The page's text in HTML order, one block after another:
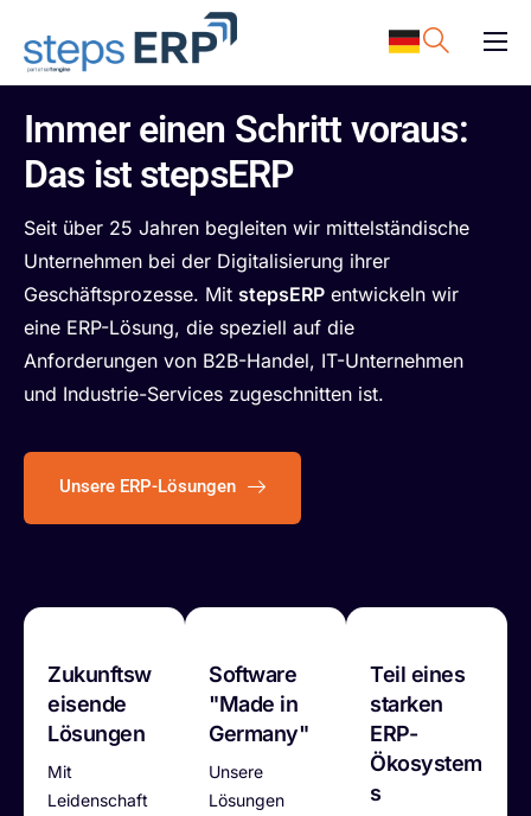
ERP Software
Support
Ressourcen
Karriere
Unternehmen
Immer einen Schritt voraus:
Das ist stepsERP
Seit über 25 Jahren begleiten wir mittelständische
Unternehmen bei der Digitalisierung ihrer
Geschäftsprozesse. Mit stepsERP entwickeln wir
eine ERP-Lösung, die speziell auf die
Anforderungen von B2B-Handel, IT-Unternehmen
und Industrie-Services zugeschnitten ist.
Unsere ERP-Lösungen
Zukunftsw
eisende
Lösungen
Mit
Leidenschaft
Software
"Made in
Germany"
Unsere
Lösungen
Teil eines
starken
ERP-
Ökosystem
s